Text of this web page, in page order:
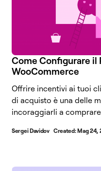
Come Configurare il
WooCommerce
Offrire incentivi ai tuoi
di acquisto è una delle
incoraggiarli a comprare
Sergei Davidov Created:Mag 24,